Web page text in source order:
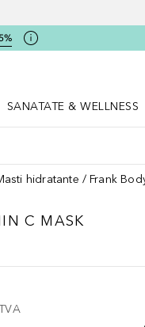
SANATATE & WELLNESS
hidratante Frank
C MASK